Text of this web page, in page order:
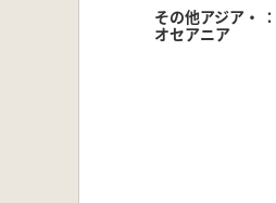
その他アジア・
オセアニア